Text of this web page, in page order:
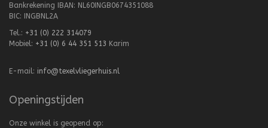
Bankrekening IBAN: NL60INGB0674351088
BIC: INGBNL2A
Tel.: +31 (0) 222 314079
Mobiel: +31 (0) 6 44 351 513 Karim
E-mail: info@texelvliegerhuis.nl
Openingstijden
Onze winkel is geopend op: